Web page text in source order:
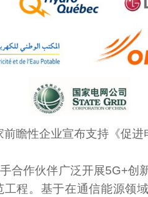
前瞻性企业宣布支持《促进
合作伙伴广泛开展5G+创
程。基于在通信能源领